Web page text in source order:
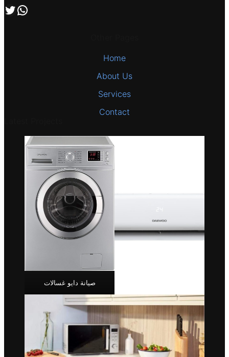
تابعنا علي صفحة التويتر اتصل بنا علي طريق الوتساب
Home
About Us
Services
Contact
صيانة دايو غسالات